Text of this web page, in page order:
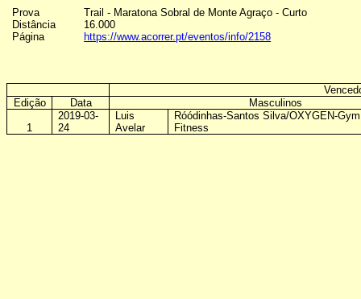
Prova
Trail - Maratona Sobral de Monte Agraço - Curto
Distância
16.000
Página
https://www.acorrer.pt/eventos/info/2158
Edição
Data Masculinos
1
2019-03-
24
Luis
Avelar
Róódinhas-Santos Silva/OXYGEN-
Fitness